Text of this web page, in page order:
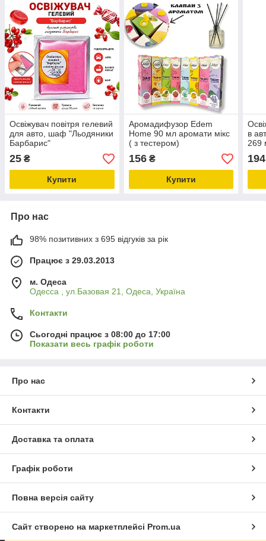
Освіжувач повітря гелевий
для авто, шаф "Льодяники
Барбарис"
25 ₴
Купити
Аромадифузор Edem
Home 90 мл аромати мікс
( з тестером)
156₴
Купити
в
269
194
Про нас
98% позитивних з 695 відгуків за рік
Працює з 29.03.2013
м. Одеса
Одесса , ул.Базовая 21, Одеса, Україна
Контакти
Сьогодні працює з 08:00 до 17:00
Показати весь графік роботи
Про нас
Контакти
Доставка та оплата
Графік роботи
Повна версія сайту
Сайт створено на маркетплейсі Prom.ua